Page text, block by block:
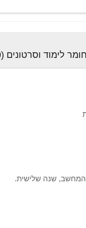
חומר לימוד וסרטונים (0)
המחשב, שנה שלישית.